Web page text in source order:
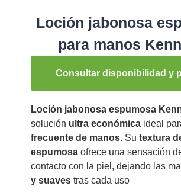
Loción jabonosa
para manos
Consultar disponibilidad y
Loción jabonosa espumosa
solución ultra económicaideal
frecuente de manos. Su textura
espumosaofrece una sensación
contacto con la piel, dejando las
y suavestras cada uso